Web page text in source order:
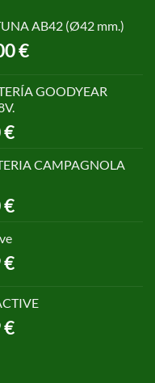
AB42 (Ø42 mm.)
€.
€El
es:GOODYEAR
€El
actual
250,00 €.
CAMPAGNOLA
€El
499,00 €.
€El
es:
484,99 €.
€El